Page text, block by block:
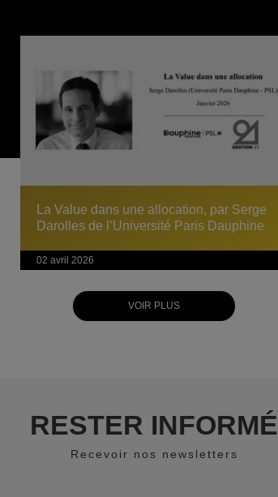
La Value dans une allocation, par Serge
Darolles de l’Université Paris Dauphine
02 avril 2026
VOIR PLUS
RESTER INFORMÉ
Recevoir nos newsletters